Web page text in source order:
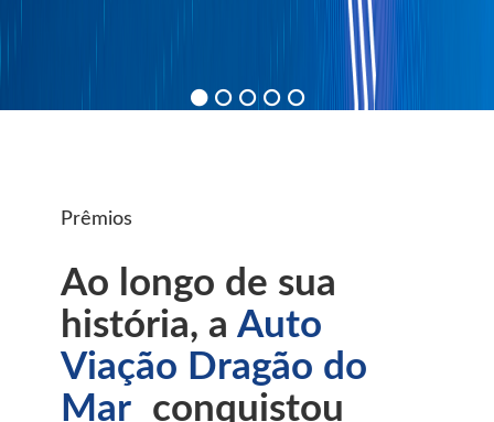
Prêmios
Ao longo de sua
história, a Auto
Viação Dragão do
Mar conquistou